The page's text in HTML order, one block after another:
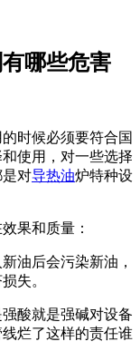
哪些危害
时候必须要符合国
使用，对一些选择
对导热油炉特种设
果和质量：
油后会污染新油，
失。
酸就是强碱对设备
烂了这样的责任谁